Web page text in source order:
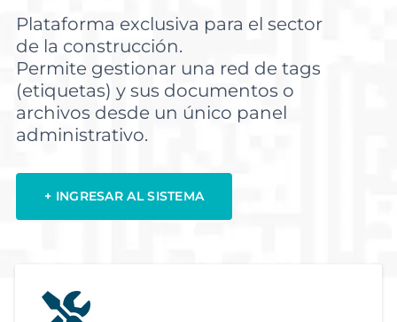
Plataforma exclusiva para el sector
de la construcción.
Permite gestionar una red de tags
(etiquetas) y sus documentos o
archivos desde un único panel
administrativo.
+ INGRESAR AL SISTEMA